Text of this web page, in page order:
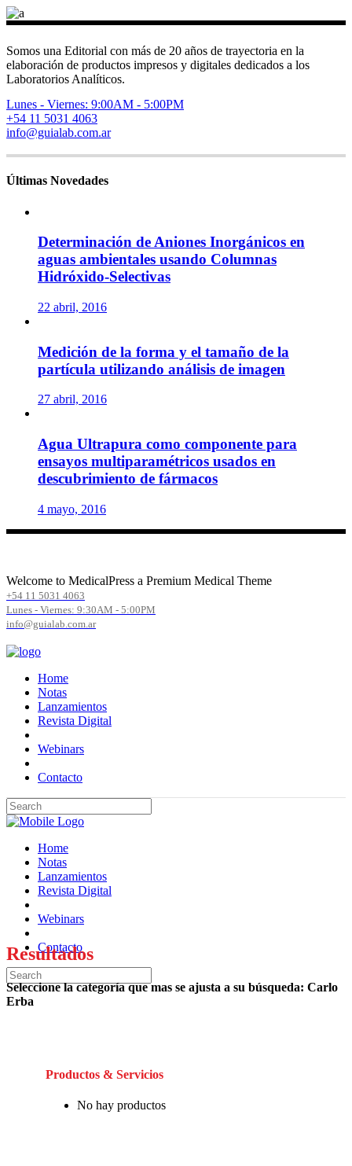
Somos una Editorial con más de 20 años de trayectoria en la
elaboración de productos impresos y digitales dedicados a los
Laboratorios Analíticos.
Lunes - Viernes: 9:00AM - 5:00PM
+54 11 5031 4063
info@guialab.com.ar
Últimas Novedades
Determinación de Aniones Inorgánicos en
aguas ambientales usando Columnas
Hidróxido-Selectivas
22 abril, 2016
Medición de la forma y el tamaño de la
partícula utilizando análisis de imagen
27 abril, 2016
Agua Ultrapura como componente para
ensayos multiparamétricos usados en
descubrimiento de fármacos
4 mayo, 2016
Welcome to MedicalPress a Premium Medical Theme
+54 11 5031 4063
Lunes - Viernes: 9:30AM - 5:00PM
info@guialab.com.ar
Home
Notas
Lanzamientos
Revista Digital
Webinars
Contacto
Home
Notas
Lanzamientos
Revista Digital
Webinars
Contacto
Resultados
Seleccione la categoría que mas se ajusta a su búsqueda: Carlo
Erba
Productos & Servicios
No hay productos